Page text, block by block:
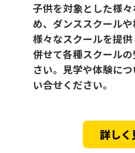
子供を対象とした様
め、ダンススクール
様々なスクールを提
併せて各種スクール
さい。見学や体験に
い合せください。
詳しく